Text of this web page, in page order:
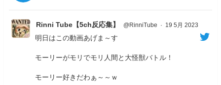
Rinni Tube【5ch反応集】 @RinniTube · 19 5月 2023
明日はこの動画あげま～す
モーリーがモリでモリ人間と大怪獣バトル！
モーリー好きだわぁ～～ｗ